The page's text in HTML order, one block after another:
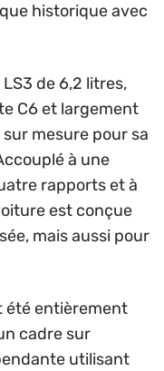
historique avec
de 6,2 litres,
C6 et largement
mesure pour sa
à une
rapports et à
est conçue
mais aussi pour
été entièrement
cadre sur
utilisant